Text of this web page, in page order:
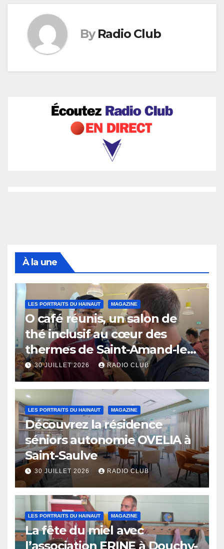
By Radio Club
À la une
LES PORTRAITS DU HAINAUT MAGAZINE
O café réunis, un salon de
thé inclusif au cœur des
thermes de Saint-Amand-les-
Eaux
30 JUILLET 2026 RADIO CLUB
LES PORTRAITS DU HAINAUT MAGAZINE
Découvrez la résidence
séniors autonomie OVELIA à
Saint-Saulve
30 JUILLET 2026 RADIO CLUB
LES PORTRAITS DU HAINAUT MAGAZINE
La fête du miel avec
l’association ERINE à Douchy-